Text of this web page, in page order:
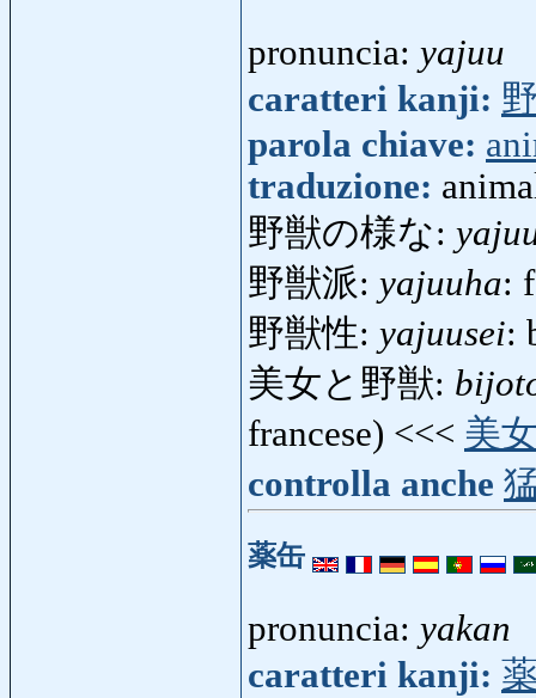
pronuncia: yajuu
caratteri kanji:
parola chiave:
traduzione:
野獣の様な:
野獣派: yajuuha:
野獣性: yajuusei:
美女と野獣:
francese) <<< 美
controlla anche
薬缶
pronuncia: yakan
caratteri kanji: